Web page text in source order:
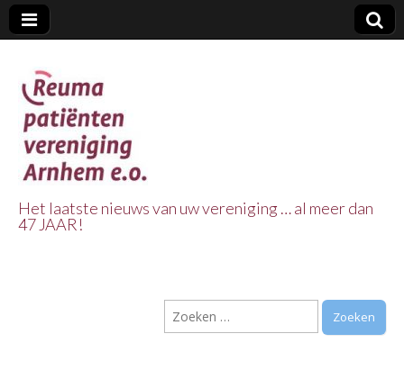
Vereniging
Arnhem e.o.
Het laatste nieuws van uw vereniging … al meer dan
47 JAAR!
Zoeken
naar: